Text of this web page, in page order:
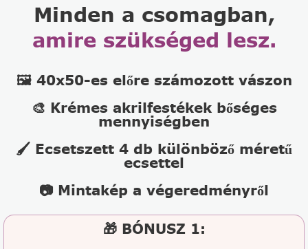
Minden a csomagban,
amire szükséged lesz.
🖼️ 40x50-es előre számozott vászon
🎨 Krémes akrilfestékek bőséges
mennyiségben
🖌️ Ecsetszett 4 db különböző méretű
ecsettel
📷 Mintakép a végeredményről
🎁 BÓNUSZ 1: